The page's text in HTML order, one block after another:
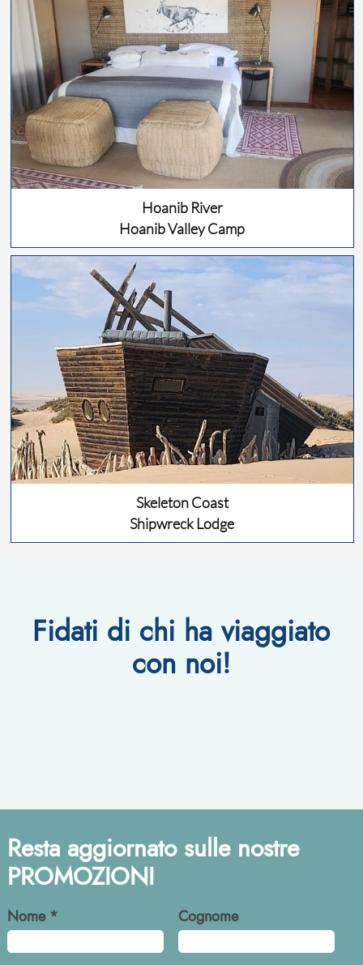
Hoanib River
Hoanib Valley Camp
Skeleton Coast
Shipwreck Lodge
Fidati di chi ha viaggiato
con noi!
Resta aggiornato sulle nostre
PROMOZIONI
Nome * Cognome